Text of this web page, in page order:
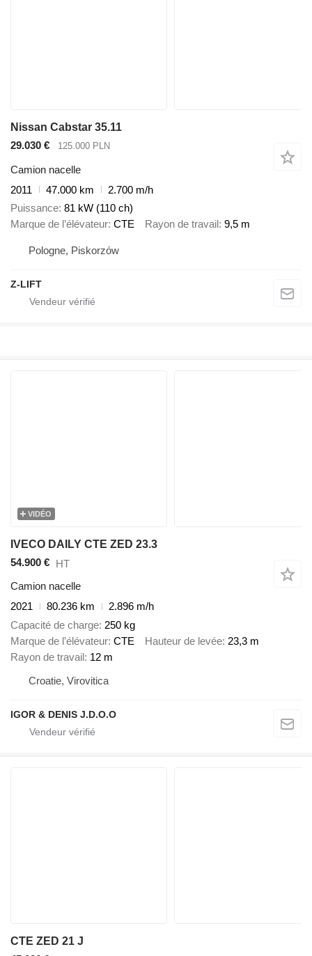
Nissan Cabstar 35.11
29.030 €
125.000 PLN
Camion nacelle
2011
47.000 km
2.700 m/h
Puissance 81 kW (110 ch)
Marque de l’élévateur CTE Rayon de travail 9,5 m
Pologne, Piskorzów
Z-LIFT
VIDÉO
IVECO DAILY CTE ZED 23.3
54.900 € HT
Camion nacelle
2021
80.236 km
2.896 m/h
Capacité de charge 250 kg
Marque de l’élévateur CTE Hauteur de levée 23,3 m
Rayon de travail 12 m
Croatie, Virovitica
IGOR & DENIS J.D.O.O
CTE ZED 21 J